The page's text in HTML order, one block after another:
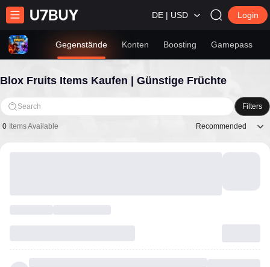
DE | USD Login
Gegenstände Konten Boosting Gamepass
Blox Fruits Items Kaufen | Günstige Früchte
Search Filters
0 Items Available Recommended